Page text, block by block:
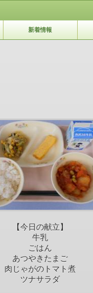
新着情報
【今日の献立】
牛乳
ごはん
あつやきたまご
肉じゃがのトマト煮
ツナサラダ